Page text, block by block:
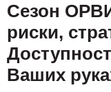
Сезон ОРВИ
риски,
Ваших